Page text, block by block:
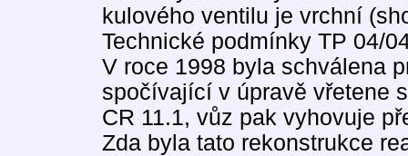
kulového ventilu je vrchní
Technické podmínky TP 04/
V roce 1998 byla schválena
spočívající v úpravě vřetene
CR 11.1, vůz pak vyhovuje
Zda byla tato rekonstrukce